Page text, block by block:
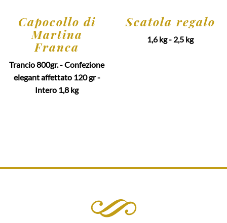
Capocollo di
Martina
Franca
Trancio 800gr. - Confezione
elegant affettato 120 gr -
Intero 1,8 kg
Scatola regalo
1,6 kg - 2,5 kg